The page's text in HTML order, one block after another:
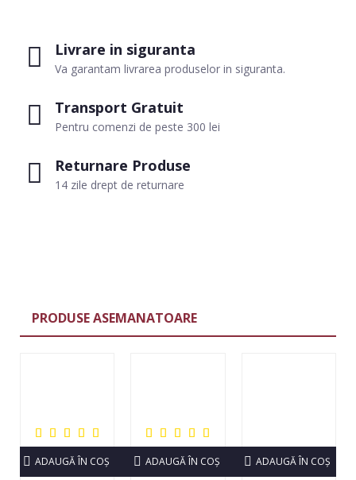
Livrare in siguranta
Va garantam livrarea produselor in siguranta.
Transport Gratuit
Pentru comenzi de peste 300 lei
Returnare Produse
14 zile drept de returnare
PRODUSE ASEMANATOARE
ADAUGĂ ÎN COŞ ADAUGĂ ÎN COŞ ADAUGĂ ÎN COŞ